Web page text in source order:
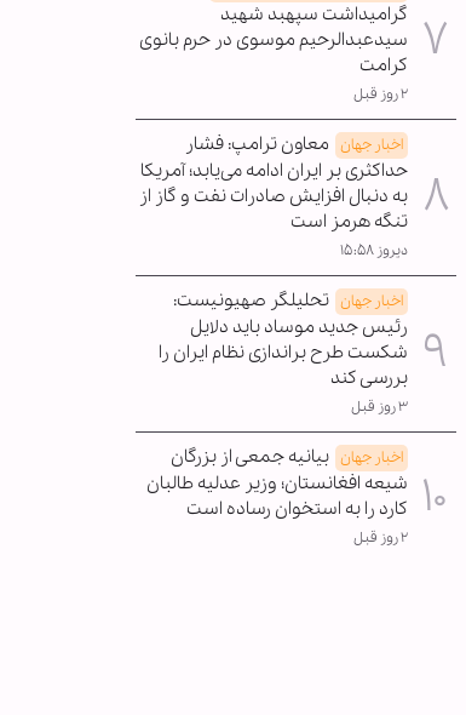
گرامیداشت سپهبد شهید
سیدعبدالرحیم موسوی در حرم بانوی
کرامت
۲ روز قبل
اخبار جهان معاون ترامپ: فشار
حداکثری بر ایران ادامه می‌یابد؛ آمریکا
به دنبال افزایش صادرات نفت و گاز از
تنگه هرمز است
دیروز ۱۵:۵۸
اخبار جهان تحلیلگر صهیونیست:
رئیس جدید موساد باید دلایل
شکست طرح براندازی نظام ایران را
بررسی کند
۳ روز قبل
اخبار جهان بیانیه جمعی از بزرگان
شیعه افغانستان؛ وزیر عدلیه طالبان
کارد را به استخوان رساده است
۲ روز قبل